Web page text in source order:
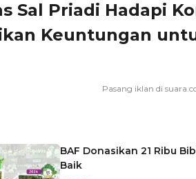
Sal Priadi Hadapi
Keuntungan
BAF Donasikan 21 Ribu
Baik